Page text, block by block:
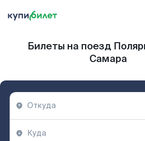
Билеты на поезд
Самара